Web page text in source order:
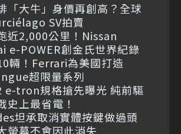
「大牛」身價再創高？全球
SV拍賣
近2,000公里！Nissan
e-POWER創金氏世界紀錄
輛！Ferrari為美國打造
超限量系列
e-tron規格搶先曝光 純前驅
史上最省電！
坦承取消實體按鍵做過頭
螢幕不會因此消失